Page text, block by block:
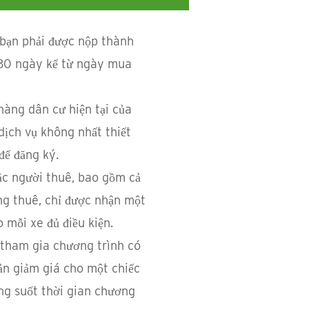
phải được nộp thành
ngày kể từ ngày mua
dân cư hiện tại của
vụ không nhất thiết
đăng ký.
người thuê, bao gồm cả
thuê, chỉ được nhận một
mỗi xe đủ điều kiện.
gia chương trình có
giảm giá cho một chiếc
suốt thời gian chương